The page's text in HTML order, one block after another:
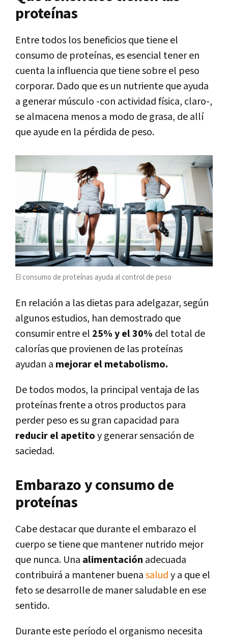
proteínas
Entre todos los beneficios que tiene el
consumo de proteínas, es esencial tener en
cuenta la influencia que tiene sobre el peso
corporar. Dado que es un nutriente que ayuda
a generar músculo -con actividad física, claro-,
se almacena menos a modo de grasa, de allí
que ayude en la pérdida de peso.
El consumo de proteínas ayuda al control de peso
En relación a las dietas para adelgazar, según
algunos estudios, han demostrado que
consumir entre el 25% y el 30% del total de
calorías que provienen de las proteínas
ayudan a mejorar el metabolismo.
De todos modos, la principal ventaja de las
proteínas frente a otros productos para
perder peso es su gran capacidad para
reducir el apetitoy generar sensación de
saciedad.
Embarazo y consumo de
proteínas
Cabe destacar que durante el embarazo el
cuerpo se tiene que mantener nutrido mejor
que nunca. Una alimentación adecuada
contribuirá a mantener buenasaludy a que el
feto se desarrolle de maner saludable en ese
sentido.
Durante este período el organismo necesita